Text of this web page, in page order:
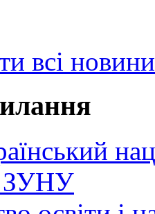
всі новини
ЗУНУ